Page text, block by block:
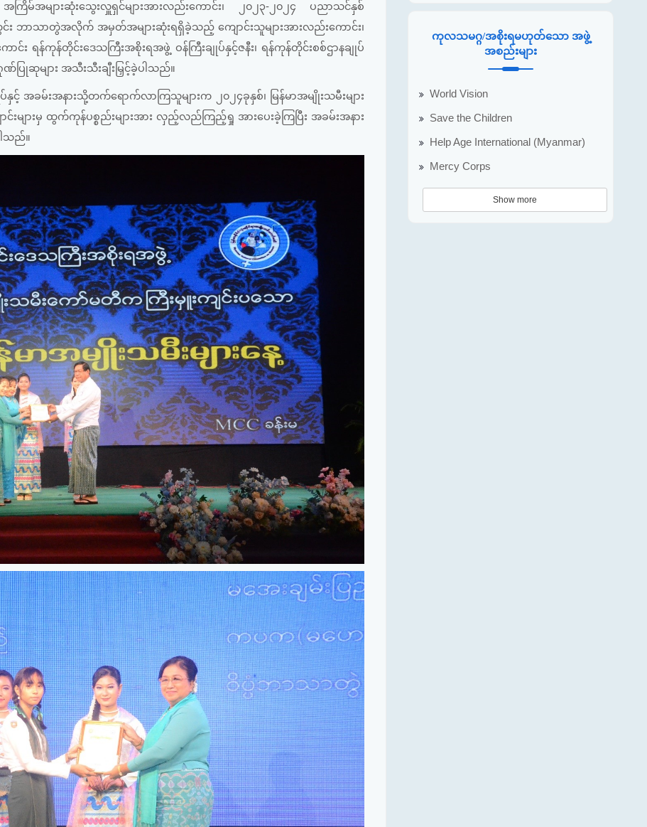
အကြိမ်အများဆုံးသွေးလှူရှင်များအားလည်းကောင်း၊ ၂၀၂၃-၂၀၂၄ ပညာသင်နှစ်
ဘာသာတွဲအလိုက် အမှတ်အများဆုံးရရှိခဲ့သည့် ကျောင်းသူများအားလည်းကောင်း၊
င်း ရန်ကုန်တိုင်းဒေသကြီးအစိုးရအဖွဲ့ ဝန်ကြီးချုပ်နှင့်ဇနီး၊ ရန်ကုန်တိုင်းစစ်ဌာနချုပ်
ြုဆုများ အသီးသီးချီးမြှင့်ခဲ့ပါသည်။
အခမ်းအနားသို့တက်ရောက်လာကြသူများက ၂၀၂၄ခုနှစ်၊ မြန်မာအမျိုးသမီးများ
င်းများမှ ထွက်ကုန်ပစ္စည်းများအား လှည့်လည်ကြည့်ရှု အားပေးခဲ့ကြပြီး အခမ်းအနား
ါသည်။
ကုလသမဂ္ဂ/အစိုးရမဟုတ်သော အဖွဲ့
အစည်းများ
World Vision
Save the Children
Help Age International (Myanmar)
Mercy Corps
Show more